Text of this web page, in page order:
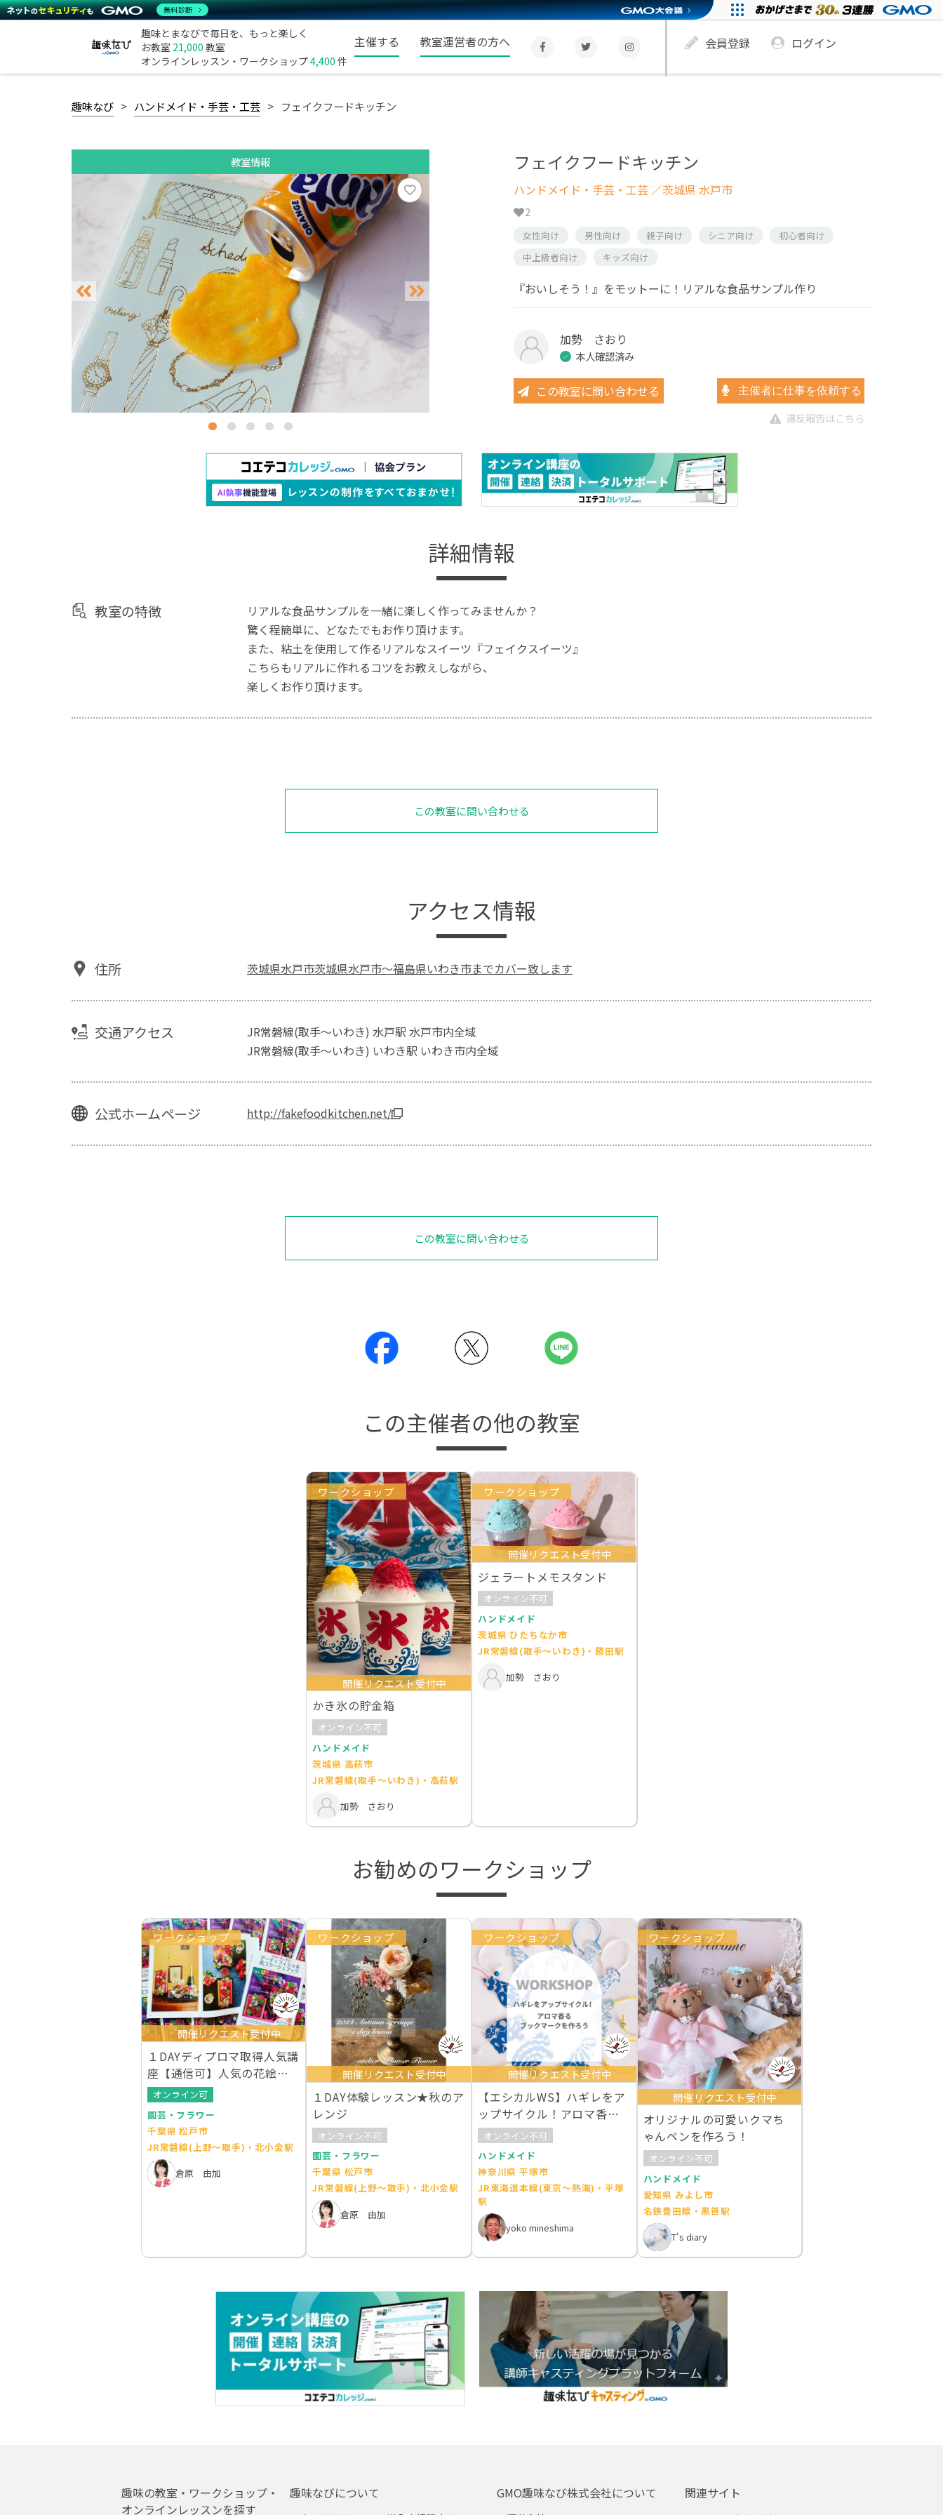
趣味とまなびで毎日を、もっと楽しく
お教室 21,000 教室
オンラインレッスン・ワークショップ4,400 件
主催する 教室運営者の方へ 会員登録 ログイン
趣味なび ハンドメイド・手芸・工芸 フェイクフードキッチン
教室情報 フェイクフードキッチン
ハンドメイド・手芸・工芸 ／茨城県 水戸市
2
女性向け 男性向け 親子向け シニア向け
初心者向け
中上級者向け
キッズ向け
『おいしそう！』をモットーに！リアルな食品サンプル作り
加勢 さおり
本人確認済み
この教室に問い合わせる 主催者に仕事を依頼する
違反報告はこちら
詳細情報
教室の特徴
リアルな食品サンプルを一緒に楽しく作ってみませんか？
驚く程簡単に、どなたでもお作り頂けます。
また、粘土を使用して作るリアルなスイーツ『フェイクスイーツ』
こちらもリアルに作れるコツをお教えしながら、
楽しくお作り頂けます。
この教室に問い合わせる
アクセス情報
住所 茨城県水戸市茨城県水戸市～福島県いわき市までカバー致します
交通アクセス
JR常磐線(取手～いわき) 水戸駅 水戸市内全域
JR常磐線(取手～いわき) いわき駅 いわき市内全域
公式ホームページ http://fakefoodkitchen.net/
この教室に問い合わせる
この主催者の他の教室
ワークショップ
開催リクエスト受付中
かき氷の貯金箱
オンライン不可
ハンドメイド
茨城県 高萩市
JR常磐線(取手～いわき)・高萩駅
加勢 さおり
ワークショップ
開催リクエスト受付中
ジェラートメモスタンド
オンライン不可
ハンドメイド
茨城県 ひたちなか市
JR常磐線(取手～いわき)・勝田駅
加勢 さおり
お勧めのワークショップ
ワークショップ
開催リクエスト受付中
１DAYディプロマ取得人気講
座【通信可】人気の花絵額2
作品レッスン
オンライン可
園芸・フラワー
千葉県 松戸市
JR常磐線(上野～取手)・北小金駅
倉原 由加
ワークショップ
開催リクエスト受付中
１DAY体験レッスン★秋のア
レンジ
オンライン不可
園芸・フラワー
千葉県 松戸市
JR常磐線(上野～取手)・北小金駅
倉原 由加
ワークショップ
開催リクエスト受付中
【エシカルWS】ハギレをア
ップサイクル！アロマ香る
ブックマークを作ろう
オンライン不可
ハンドメイド
神奈川県 平塚市
JR東海道本線(東京～熱海)・平塚
駅
yoko mineshima
ワークショップ
開催リクエスト受付中
オリジナルの可愛いクマち
ゃんペンを作ろう！
オンライン不可
ハンドメイド
愛知県 みよし市
名鉄豊田線・黒笹駅
T's diary
趣味の教室・ワークショップ・
オンラインレッスンを探す
趣味なびについて GMO趣味なび株式会社について 関連サイト
無料診断